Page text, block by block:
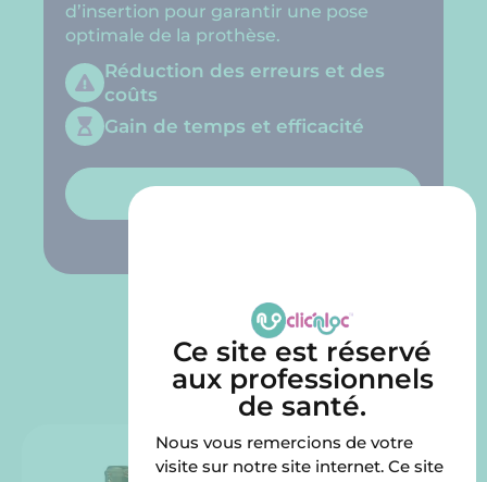
d’insertion pour garantir une pose
optimale de la prothèse.
Réduction des erreurs et des
coûts
Gain de temps et efficacité
Découvrir le Try in Kit
Produits similaires
Ce site est réservé
aux professionnels
de santé.
Nous vous remercions de votre
visite sur notre site internet. Ce site